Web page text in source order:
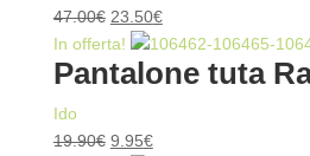
47.00€ Il
prezzo
originale
23.50€Il
prezzo
attuale
In offerta!
Pantalone tuta
Ido
19.90€ Il
9.95€Il